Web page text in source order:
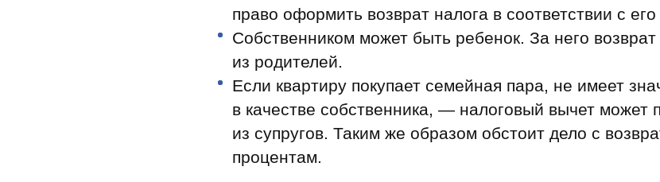
право оформить возврат налога в соответствии с
Собственником может быть ребенок. За него
из родителей.
Если квартиру покупает семейная пара, не имеет
в качестве собственника, — налоговый вычет может
из супругов. Таким же образом обстоит дело с
процентам.